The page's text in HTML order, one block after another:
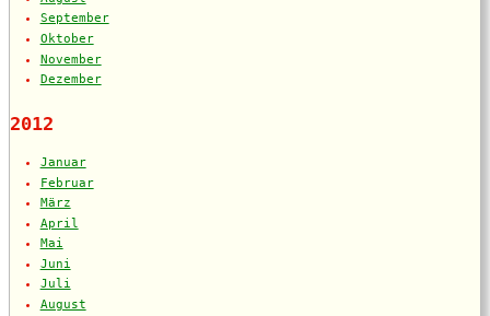
September
Oktober
November
Dezember
2012
Januar
Februar
März
April
Mai
Juni
Juli
August